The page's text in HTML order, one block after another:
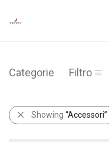
Categorie Filtro
Showing “Accessori”